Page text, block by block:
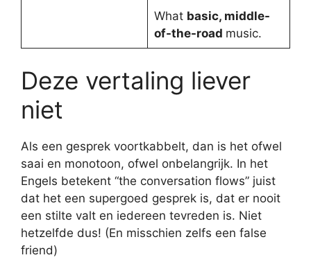
What basic, middle-
of-the-road music.
Deze vertaling liever
niet
Als een gesprek voortkabbelt, dan is het ofwel
saai en monotoon, ofwel onbelangrijk. In het
Engels betekent “the conversation flows” juist
dat het een supergoed gesprek is, dat er nooit
een stilte valt en iedereen tevreden is. Niet
hetzelfde dus! (En misschien zelfs een false
friend)